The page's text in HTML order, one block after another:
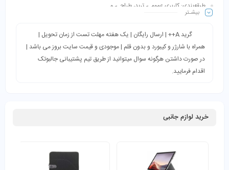
طبقه‌بندی: کاربری عمومی، ترید، طراحی، و…
اقلام همراه: کیبورد + شارژر + کابل برق
بیشـتر
گرید A++ | ارسال رایگان | یک هفته مهلت تست از زمان تحویل |
همراه با شارژر و کیبورد و بدون قلم | موجودی و قیمت سایت بروز می باشد |
در صورت داشتن هرگونه سوال میتوانید از طریق تیم پشتیبانی جالبوتک
اقدام فرمایید.
خرید لوازم جانبی